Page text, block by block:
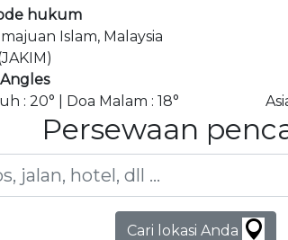
hukum
Islam, Malaysia
Angles
: 20° | Doa Malam : 18°
Persewaan
Cari lokasi Anda